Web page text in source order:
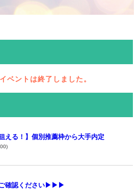
ベントは終了しました。
える！】個別推薦枠から大手内定
確認ください▶▶▶